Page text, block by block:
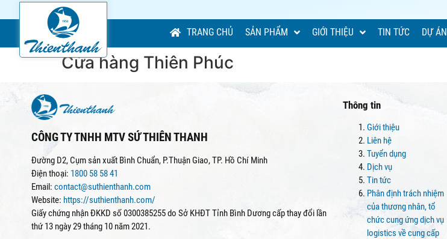
TRANG CHỦ SẢN PHẨM GIỚI THIỆU TIN TỨC DỰ ÁN
Cửa hàng Thiên Phúc
CÔNG TY TNHH MTV SỨ THIÊN THANH
Đường D2, Cụm sản xuất Bình Chuẩn, P.Thuận Giao, TP. Hồ Chí Minh
Điện thoại: 1800 58 58 41
Email: contact@suthienthanh.com
Website: https://suthienthanh.com/
Giấy chứng nhận ĐKKD số 0300385255 do Sở KHĐT Tỉnh Bình Dương cấp thay đổi lần
thứ 13 ngày 29 tháng 10 năm 2021.
Thông tin
Giới thiệu
Liên hệ
Tuyển dụng
Dịch vụ
Tin tức
Phân định trách nhiệm
của thương nhân, tổ
chức cung ứng dịch vụ
logistics về cung cấp